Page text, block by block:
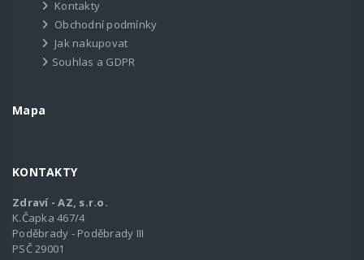
Kontakty
Obchodní podmínky
Jak nakupovat
Souhlas a GDPR
Mapa
KONTAKTY
Zdraví - AZ, s.r.o.
K.Čapka 467/4
Poděbrady - Poděbrady III
PSČ 29001